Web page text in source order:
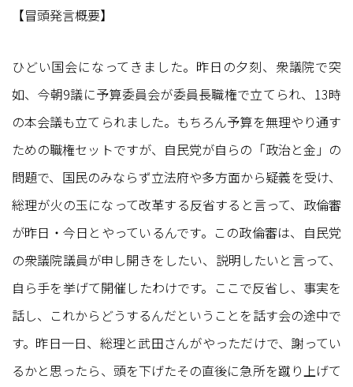
【冒頭発言概要】
ひどい国会になってきました。昨日の夕刻、衆議院で突
如、今朝9議に予算委員会が委員長職権で立てられ、13時
の本会議も立てられました。もちろん予算を無理やり通す
ための職権セットですが、自民党が自らの「政治と金」の
問題で、国民のみならず立法府や多方面から疑義を受け、
総理が火の玉になって改革する反省すると言って、政倫審
が昨日・今日とやっているんです。この政倫審は、自民党
の衆議院議員が申し開きをしたい、説明したいと言って、
自ら手を挙げて開催したわけです。ここで反省し、事実を
話し、これからどうするんだということを話す会の途中で
す。昨日一日、総理と武田さんがやっただけで、謝ってい
るかと思ったら、頭を下げたその直後に急所を蹴り上げて